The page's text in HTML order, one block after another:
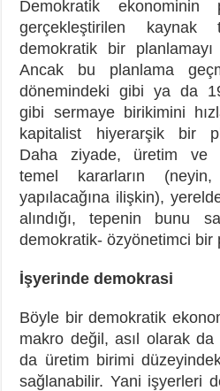
Demokratik ekonominin
gerçekleştirilen kaynak
demokratik bir
Ancak bu planlama
dönemindeki gibi ya da
gibi sermaye birikimini
kapitalist hiyerarşik bir
Daha ziyade, üretim ve
temel kararların
yapılacağına ilişkin),
alındığı, tepenin bunu
demokratik- özyönetimci bir
İşyerinde demokrasi
Böyle bir demokratik
makro değil, asıl olarak
da üretim birimi
sağlanabilir. Yani işyerleri